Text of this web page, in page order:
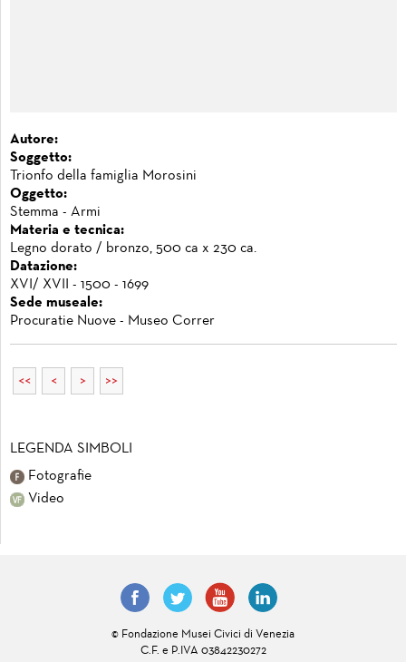
Autore:
Soggetto:
Trionfo della famiglia Morosini
Oggetto:
Stemma - Armi
Materia e tecnica:
Legno dorato / bronzo, 500 ca x 230 ca.
Datazione:
XVI/ XVII - 1500 - 1699
Sede museale:
Procuratie Nuove - Museo Correr
<< < > >>
LEGENDA SIMBOLI
Fotografie
Video
© Fondazione Musei Civici di Venezia
C.F. e P.IVA 03842230272